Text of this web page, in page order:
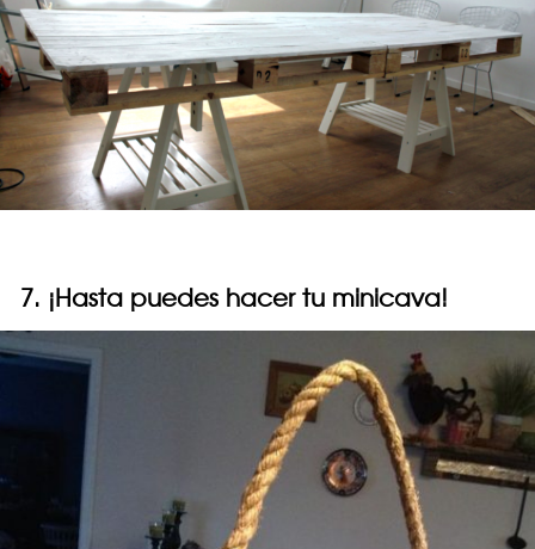
7. ¡Hasta puedes hacer tu minicava!